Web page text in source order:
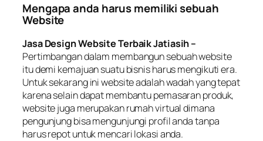
Mengapa anda harus memiliki sebuah
Website
Jasa Design Website Terbaik Jatiasih –
Pertimbangan dalam membangun sebuah website
itu demi kemajuan suatu bisnis harus mengikuti era.
Untuk sekarang ini website adalah wadah yang tepat
karena selain dapat membantu pemasaran produk,
website juga merupakan rumah virtual dimana
pengunjung bisa mengunjungi profil anda tanpa
harus repot untuk mencari lokasi anda.